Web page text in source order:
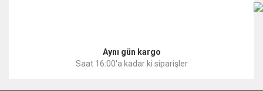
Aynı gün kargo
Saat 16:00'a kadar ki siparişler